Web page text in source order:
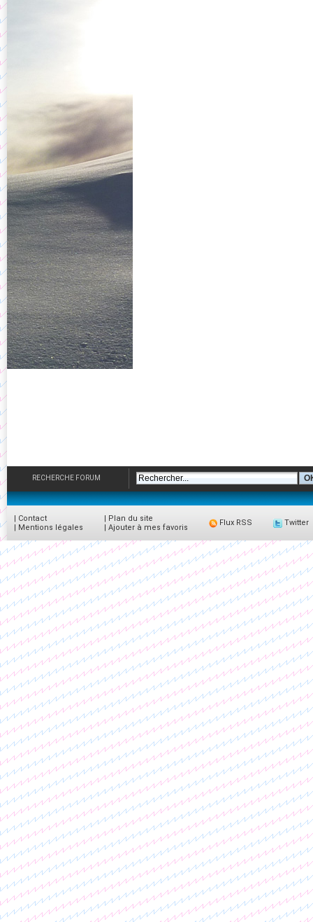
RECHERCHE FORUM
| Contact
| Mentions légales
| Plan du site
| Ajouter à mes favoris
Flux RSS Twitter